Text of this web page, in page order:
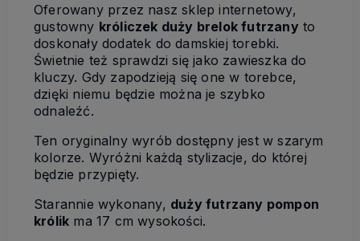
Oferowany przez nasz sklep internetowy,
gustowny króliczek duży brelok futrzanyto
doskonały dodatek do damskiej torebki.
Świetnie też sprawdzi się jako zawieszka do
kluczy. Gdy zapodzieją się one w torebce,
dzięki niemu będzie można je szybko
odnaleźć.
Ten oryginalny wyrób dostępny jest w szarym
kolorze. Wyróżni każdą stylizacje, do której
będzie przypięty.
Starannie wykonany, duży futrzany pompon
królik ma 17 cm wysokości.